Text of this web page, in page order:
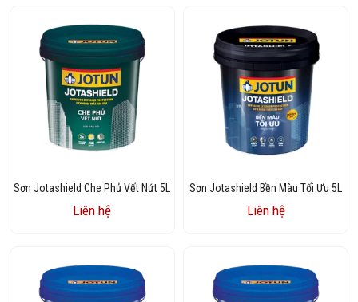
Sơn Jotashield Che Phủ Vết Nứt 5L
Liên hệ
Sơn Jotashield Bền Màu Tối Ưu 5L
Liên hệ